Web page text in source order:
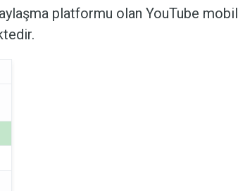
platformu olan YouTube mobil